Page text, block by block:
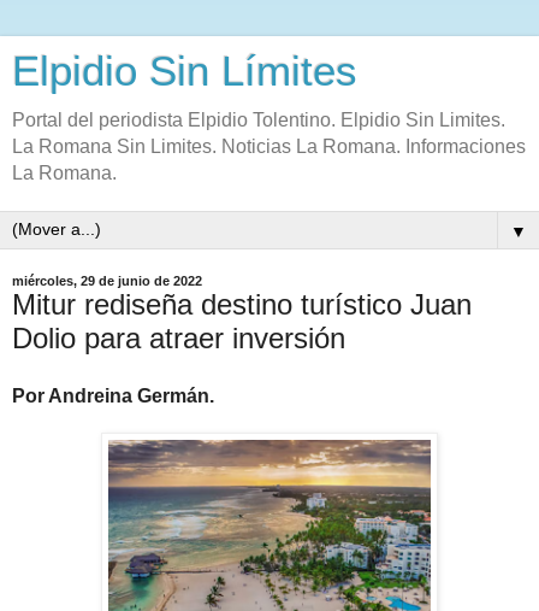
Elpidio Sin Límites
Portal del periodista Elpidio Tolentino. Elpidio Sin Limites.
La Romana Sin Limites. Noticias La Romana. Informaciones
La Romana.
▼
miércoles, 29 de junio de 2022
Mitur rediseña destino turístico Juan
Dolio para atraer inversión
Por Andreina Germán.